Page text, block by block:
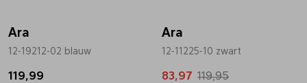
Ara
12-19212-02 blauw
119,99
Ara
12-11225-10 zwart
83,97 119,95